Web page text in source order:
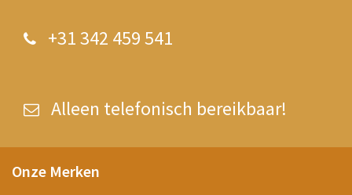
+31 342 459 541
Alleen telefonisch bereikbaar!
Onze Merken